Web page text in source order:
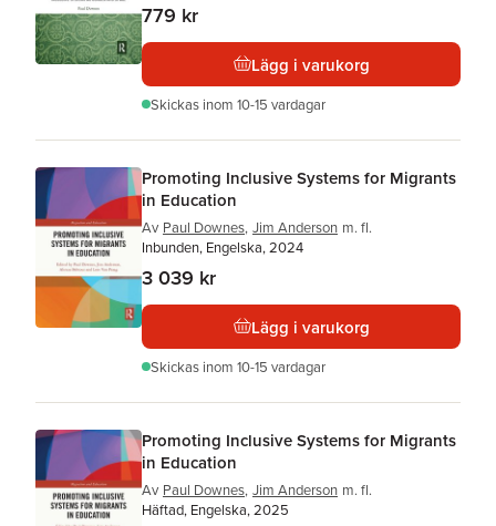
779 kr
Lägg i varukorg
Skickas inom 10-15 vardagar
Promoting Inclusive Systems for Migrants
in Education
Av Paul Downes, Jim Anderson m. fl.
Inbunden, Engelska, 2024
3 039 kr
Lägg i varukorg
Skickas inom 10-15 vardagar
Promoting Inclusive Systems for Migrants
in Education
Av Paul Downes, Jim Anderson m. fl.
Häftad, Engelska, 2025